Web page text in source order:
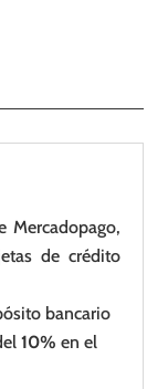
Mercadopago,
de crédito
bancario
10% en el